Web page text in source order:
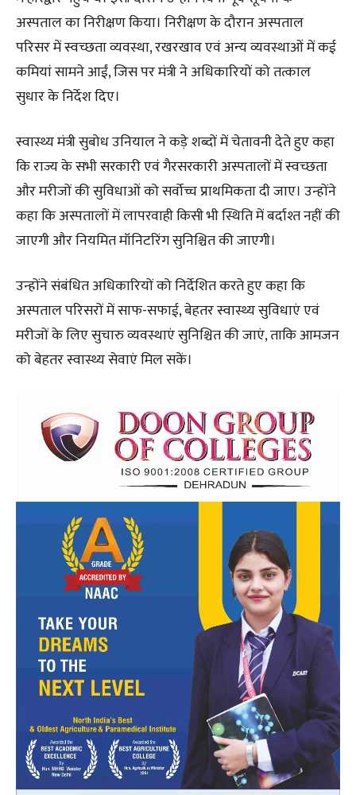
अस्पताल का निरीक्षण किया। निरीक्षण के दौरान अस्पताल
परिसर में स्वच्छता व्यवस्था, रखरखाव एवं अन्य व्यवस्थाओं में कई
कमियां सामने आईं, जिस पर मंत्री ने अधिकारियों को तत्काल
सुधार के निर्देश दिए।
स्वास्थ्य मंत्री सुबोध उनियाल ने कड़े शब्दों में चेतावनी देते हुए कहा
कि राज्य के सभी सरकारी एवं गैरसरकारी अस्पतालों में स्वच्छता
और मरीजों की सुविधाओं को सर्वोच्च प्राथमिकता दी जाए। उन्होंने
कहा कि अस्पतालों में लापरवाही किसी भी स्थिति में बर्दाश्त नहीं की
जाएगी और नियमित मॉनिटरिंग सुनिश्चित की जाएगी।
उन्होंने संबंधित अधिकारियों को निर्देशित करते हुए कहा कि
अस्पताल परिसरों में साफ-सफाई, बेहतर स्वास्थ्य सुविधाएं एवं
मरीजों के लिए सुचारु व्यवस्थाएं सुनिश्चित की जाएं, ताकि आमजन
को बेहतर स्वास्थ्य सेवाएं मिल सकें।